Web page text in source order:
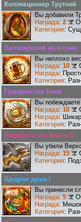
Коллекционер Трутней
Вы добавили
Награда: 2
Категория:
Заглянувший на огонек
Вы неплохо
Награда: 10
Награда:
Категория:
Грандмастер Боев
Вы
Награда: 10
Награда:
Категория:
Жадность это плохо II
Вы убили
Награда: 15
Категория:
Щедрая душа I
Вы принесли
Награда: 5
Награда:
Категория: